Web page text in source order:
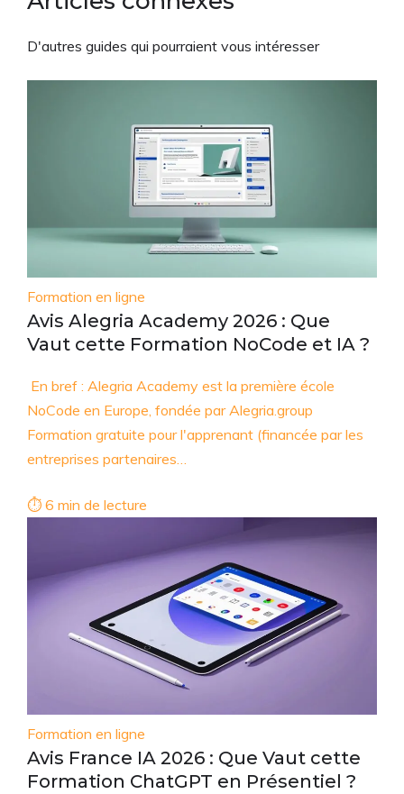
D'autres guides qui pourraient vous intéresser
Formation en ligne
Avis Alegria Academy 2026 : Que
Vaut cette Formation NoCode et IA ?
En bref : Alegria Academy est la première école
NoCode en Europe, fondée par Alegria.group
Formation gratuite pour l'apprenant (financée par les
entreprises partenaires…
⏱ 6 min de lecture
Formation en ligne
Avis France IA 2026 : Que Vaut cette
Formation ChatGPT en Présentiel ?